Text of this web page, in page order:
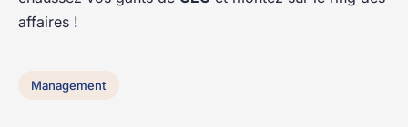
affaires !
Management